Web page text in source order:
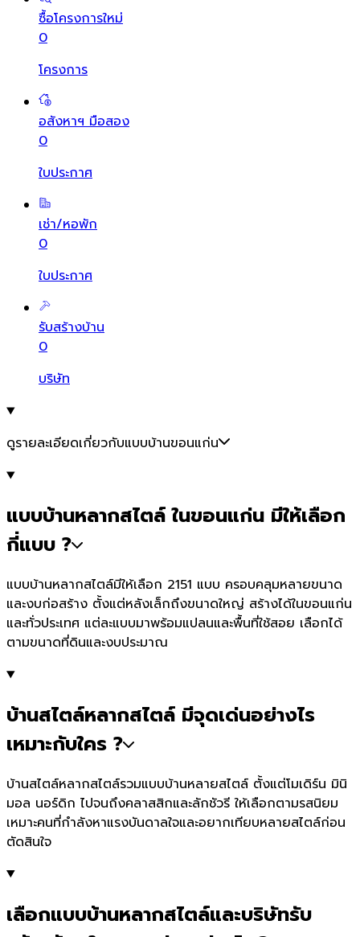
ซื้อโครงการใหม่
0
โครงการ
อสังหาฯ มือสอง
0
ใบประกาศ
เช่า/หอพัก
0
ใบประกาศ
รับสร้างบ้าน
0
บริษัท
ดูรายละเอียดเกี่ยวกับแบบบ้านขอนแก่น
แบบบ้านหลากสไตล์ ในขอนแก่น มีให้เลือก
กี่แบบ ?
แบบบ้านหลากสไตล์มีให้เลือก 2151 แบบ ครอบคลุมหลายขนาด
และงบก่อสร้าง ตั้งแต่หลังเล็กถึงขนาดใหญ่ สร้างได้ในขอนแก่น
และทั่วประเทศ แต่ละแบบมาพร้อมแปลนและพื้นที่ใช้สอย เลือกได้
ตามขนาดที่ดินและงบประมาณ
บ้านสไตล์หลากสไตล์ มีจุดเด่นอย่างไร
เหมาะกับใคร ?
บ้านสไตล์หลากสไตล์รวมแบบบ้านหลายสไตล์ ตั้งแต่โมเดิร์น มินิ
มอล นอร์ดิก ไปจนถึงคลาสสิกและลักชัวรี ให้เลือกตามรสนิยม
เหมาะคนที่กำลังหาแรงบันดาลใจและอยากเทียบหลายสไตล์ก่อน
ตัดสินใจ
เลือกแบบบ้านหลากสไตล์และบริษัทรับ